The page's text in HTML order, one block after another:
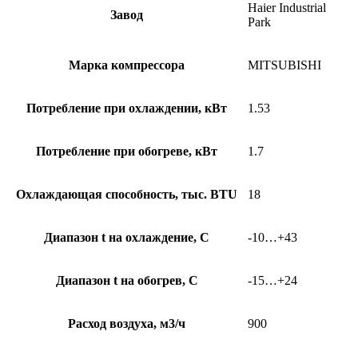
Завод
Haier Industrial
Park
Марка компрессора MITSUBISHI
Потребление при охлаждении, кВт 1.53
Потребление при обогреве, кВт 1.7
Охлаждающая способность, тыс. BTU 18
Диапазон t на охлаждение, С -10…+43
Диапазон t на обогрев, С -15…+24
Расход воздуха, м3/ч 900